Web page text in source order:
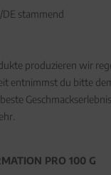
DE stammend
produzieren wir
entnimmst du bitte
PRO 100 G